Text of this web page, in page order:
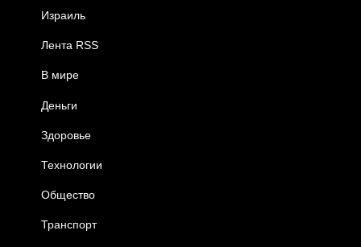
Израиль
Лента RSS
В мире
Деньги
Здоровье
Технологии
Общество
Транспорт